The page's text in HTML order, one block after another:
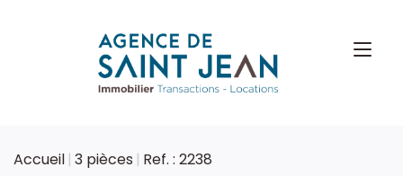
Accueil 3 pièces Ref. : 2238